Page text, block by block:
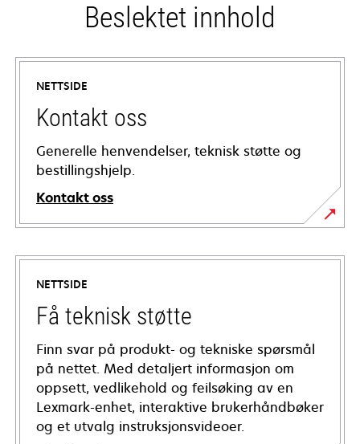
Beslektet innhold
NETTSIDE
Kontakt oss
Generelle henvendelser, teknisk støtte og
bestillingshjelp.
Kontakt oss
NETTSIDE
Få teknisk støtte
Finn svar på produkt- og tekniske spørsmål
på nettet. Med detaljert informasjon om
oppsett, vedlikehold og feilsøking av en
Lexmark-enhet, interaktive brukerhåndbøker
og et utvalg instruksjonsvideoer.